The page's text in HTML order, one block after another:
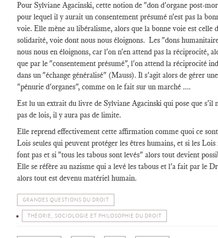
Pour Sylviane Agacinski, cette notion de "don d'organe post-
pour lequel il y aurait un consentement présumé n'est pas la
voie. Elle mène au libéralisme, alors que la bonne voie est celle
solidarité, voie dont nous nous éloignons. Les "dons
nous nous en éloignons, car l'on n'en attend pas la réciprocité,
que par le "consentement présumé", l'on attend la réciprocité
dans un "échange généralisé" (Mauss). Il s'agit alors de gérer une
"pénurie d'organes", comme on le fait sur un marché ....
Est lu un extrait du livre de Sylviane Agacinski qui pose que s'il
pas de lois, il y aura pas de limite.
Elle reprend effectivement cette affirmation comme quoi ce
Lois seules qui peuvent protéger les êtres humains, et si les Lois
font pas et si "tous les tabous sont levés" alors tout devient
Elle se réfère au nazisme qui a levé les tabous et l'a fait par le
alors tout est devenu matériel humain.
GRANDES QUESTIONS DU DROIT
THÉORIE, SOCIOLOGIE ET PHILOSOPHIE DU DROIT